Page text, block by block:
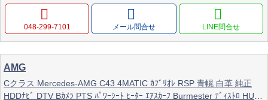
048-299-7101 メール問合せ
AMG
Cクラス Mercedes-AMG C43 4MATIC ｶﾌﾞﾘｵﾚ RSP 青幌 白革 純正
HDDﾅﾋﾞ DTV Bｶﾒﾗ PTS ﾊﾟﾜｰｼｰﾄ ﾋｰﾀｰ ｴｱｽｶｰﾌ Burmester ﾃﾞｨｽﾄﾛ HUD